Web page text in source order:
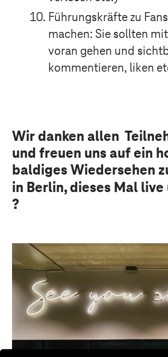
Führungskräfte zu
machen: Sie sollten
voran gehen und
kommentieren, liken
Wir danken allen
und freuen uns auf ein
baldiges Wiedersehen
in Berlin, dieses Mal
?